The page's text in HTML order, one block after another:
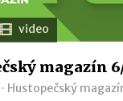
video
magazín
Hustopečský